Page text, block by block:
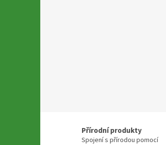
Přírodní produkty
Spojení s přírodou pomocí